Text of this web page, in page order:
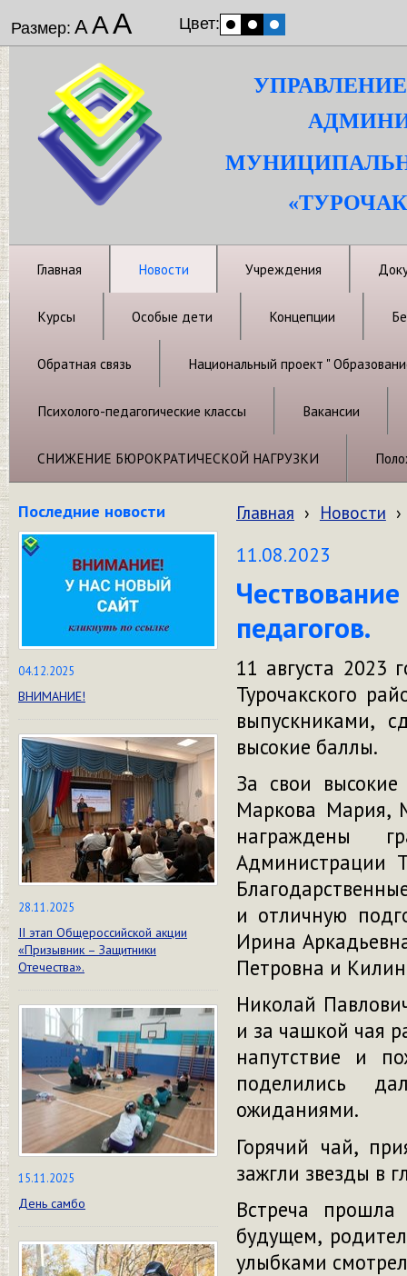
Размер: ААА Цвет:
Главная Новости Учреждения
Курсы Особые дети Концепции
Обратная связь Национальный проект "
Психолого-педагогические классы Вакансии
СНИЖЕНИЕ БЮРОКРАТИЧЕСКОЙ НАГРУЗКИ
Последние новости
04.12.2025
ВНИМАНИЕ!
28.11.2025
II этап Общероссийской акции
«Призывник – Защитники
Отечества».
15.11.2025
День самбо
Главная › Новости ›
11.08.2023
педагогов.
11 августа 2023
Турочакского
выпускниками,
высокие баллы.
За свои высокие
Маркова Мария,
награждены
Администрации
и отличную
Ирина
Петровна и
Николай
и за чашкой чая
напутствие и
поделились
ожиданиями.
Горячий чай,
зажгли звезды в
Встреча
будущем,
улыбками